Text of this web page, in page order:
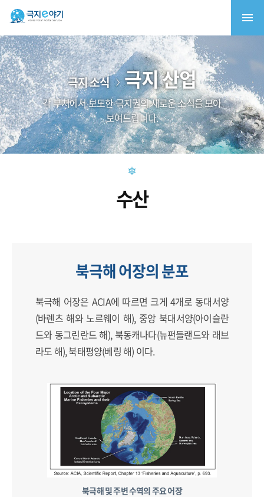
극지 소식 극지 산업
각 부처에서 보도한 극지권의 새로운 소식을 모아
보여드립니다.
수산
북극해 어장의 분포
북극해 어장은 ACIA에 따르면 크게 4개로 동대서양
(바렌츠 해와 노르웨이 해), 중앙 북대서양(아이슬란
드와 동그린란드 해), 북동캐나다(뉴펀들랜드와 래브
라도 해), 북태평양(베링 해) 이다.
북극해 및 주변 수역의 주요 어장